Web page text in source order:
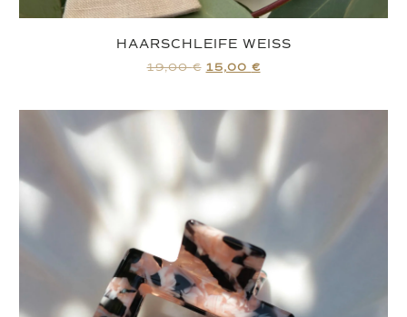
HAARSCHLEIFE WEISS
19,00€ 15,00 €